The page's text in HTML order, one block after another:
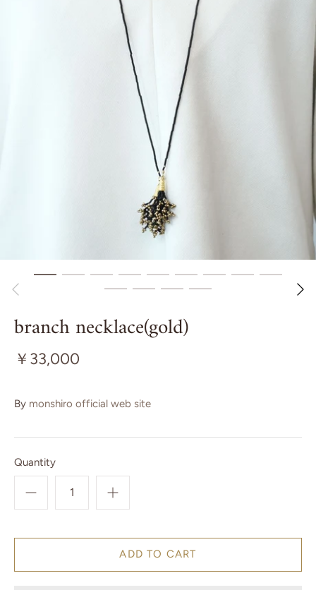
branch necklace(gold)
￥33,000
By monshiro official web site
Quantity